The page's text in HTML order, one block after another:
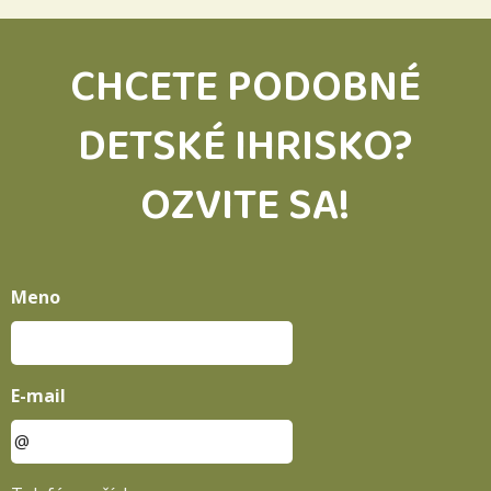
CHCETE PODOBNÉ
DETSKÉ IHRISKO?
OZVITE SA!
Meno
E-mail